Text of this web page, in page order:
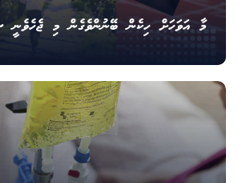
މާ އަވަހަށް ހިކެން ބޭނުންވެގެން މި ޖެހެވެނީ